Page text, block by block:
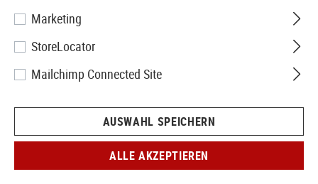
Marketing
StoreLocator
Mailchimp Connected Site
AUSWAHL SPEICHERN
ALLE AKZEPTIEREN